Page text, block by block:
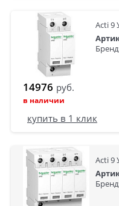
Acti 9
14976 руб.
в наличии
купить в 1 клик
Acti 9